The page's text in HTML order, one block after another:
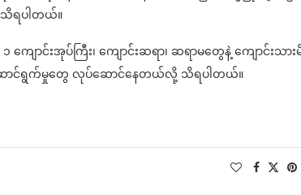
ရပါတယ်။
ောင်းအုပ်ကြီး၊ ကျောင်းဆရာ၊ ဆရာမတွေနဲ့ ကျောင်းသာ
ောင်ရွက်မှုတွေ လုပ်ဆောင်နေတယ်လို့ သိရပါတယ်။